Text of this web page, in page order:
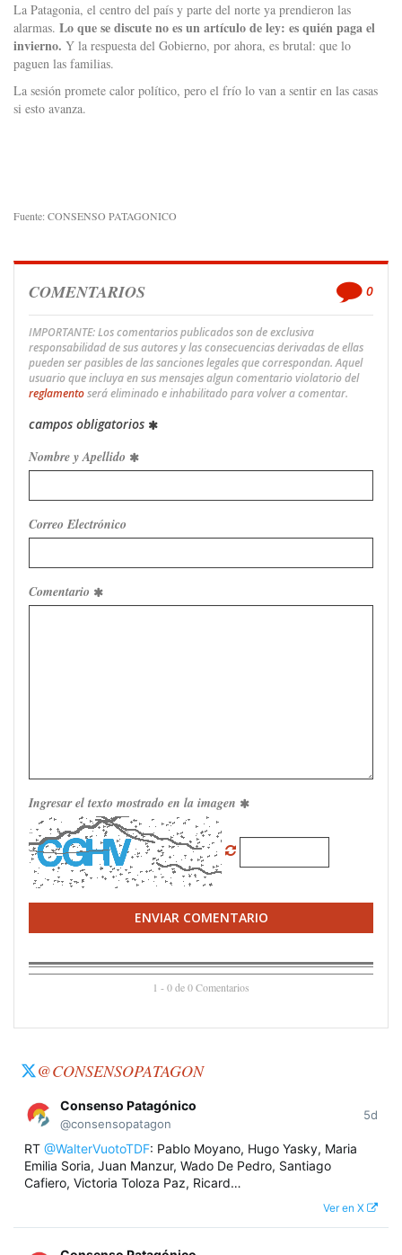
La Patagonia, el centro del país y parte del norte ya prendieron las
alarmas. Lo que se discute no es un artículo de ley: es quién paga el
invierno. Y la respuesta del Gobierno, por ahora, es brutal: que lo
paguen las familias.
La sesión promete calor político, pero el frío lo van a sentir en las casas
si esto avanza.
Fuente: CONSENSO PATAGONICO
COMENTARIOS 0
IMPORTANTE: Los comentarios publicados son de exclusiva
responsabilidad de sus autores y las consecuencias derivadas de ellas
pueden ser pasibles de las sanciones legales que correspondan. Aquel
usuario que incluya en sus mensajes algun comentario violatorio del
reglamentoserá eliminado e inhabilitado para volver a comentar.
campos obligatorios
Nombre y Apellido
Correo Electrónico
Comentario
Ingresar el texto mostrado en la imagen
ENVIAR COMENTARIO
1 - 0 de 0 Comentarios
@CONSENSOPATAGON
Consenso Patagónico
@consensopatagon
5d
RT @WalterVuotoTDF: Pablo Moyano, Hugo Yasky, Maria
Emilia Soria, Juan Manzur, Wado De Pedro, Santiago
Cafiero, Victoria Toloza Paz, Ricard…
Ver en X